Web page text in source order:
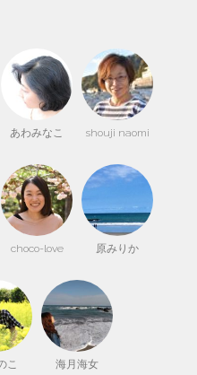
あわみなこ shouji naomi
choco-love 原みりか
こ 海月海女